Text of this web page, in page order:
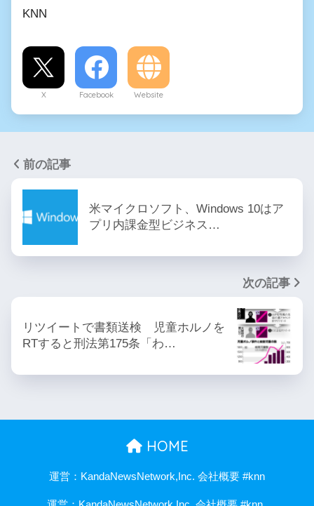
KNN
X Facebook Website
前の記事
米マイクロソフト、Windows 10はア
プリ内課金型ビジネス…
次の記事
リツイートで書類送検 児童ホルノを
RTすると刑法第175条「わ…
HOME
運営：KandaNewsNetwork,Inc. 会社概要 #knn